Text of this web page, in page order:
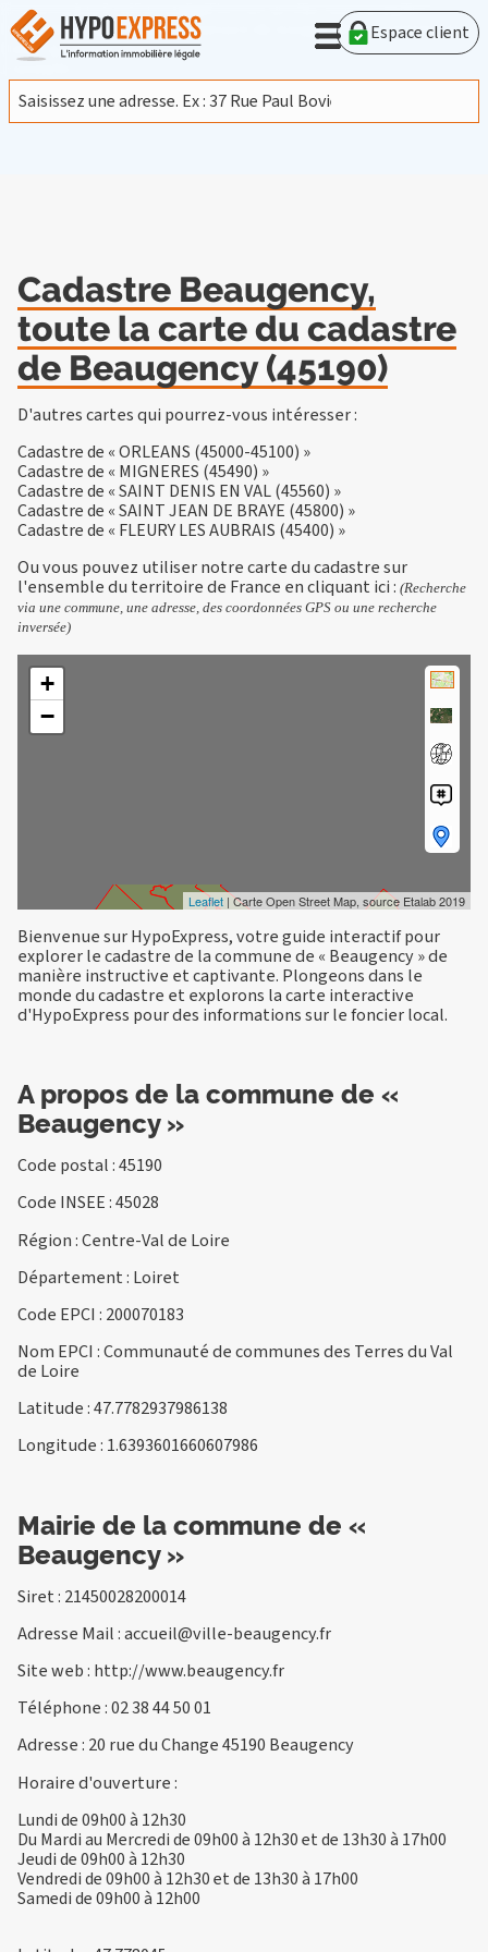
En poursuivant votre navigation sur ce site, vous acceptez
l'utilisation de cookies provenant de Google afin d'analyser le
trafic.En savoir plus
J'accepte
Espace client
Cadastre Beaugency,
toute la carte du cadastre
de Beaugency (45190)
D'autres cartes qui pourrez-vous intéresser :
Cadastre de « ORLEANS (45000-45100) »
Cadastre de « MIGNERES (45490) »
Cadastre de « SAINT DENIS EN VAL (45560) »
Cadastre de « SAINT JEAN DE BRAYE (45800) »
Cadastre de « FLEURY LES AUBRAIS (45400) »
Ou vous pouvez utiliser notre carte du cadastre sur
l'ensemble du territoire de France encliquant ici: (Recherche
via une commune, une adresse, des coordonnées GPS ou une recherche
inversée)
+
−
Leaflet | Carte Open Street Map, source Etalab 2019
Bienvenue sur HypoExpress, votre guide interactif pour
explorer le cadastre de la commune de « Beaugency » de
manière instructive et captivante. Plongeons dans le
monde du cadastre et explorons la carte interactive
d'HypoExpress pour des informations sur le foncier local.
A propos de la commune de «
Beaugency »
Code postal : 45190
Code INSEE : 45028
Région : Centre-Val de Loire
Département : Loiret
Code EPCI : 200070183
Nom EPCI : Communauté de communes des Terres du Val
de Loire
Latitude : 47.7782937986138
Longitude : 1.6393601660607986
Mairie de la commune de «
Beaugency »
Siret : 21450028200014
Adresse Mail :accueil@ville-beaugency.fr
Site web : http://www.beaugency.fr
Téléphone :02 38 44 50 01
Adresse : 20 rue du Change 45190 Beaugency
Horaire d'ouverture :
Lundi de 09h00 à 12h30
Du Mardi au Mercredi de 09h00 à 12h30 et de 13h30 à 17h00
Jeudi de 09h00 à 12h30
Vendredi de 09h00 à 12h30 et de 13h30 à 17h00
Samedi de 09h00 à 12h00